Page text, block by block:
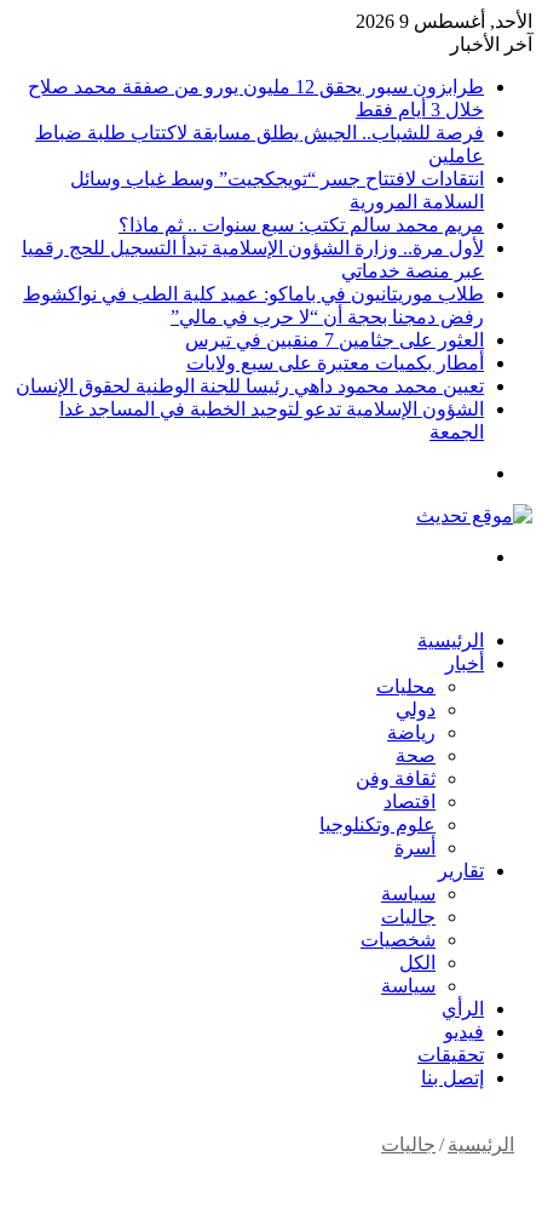
الأحد, أغسطس 9 2026
آخر الأخبار
طرابزون سبور يحقق 12 مليون يورو من صفقة محمد صلاح
خلال 3 أيام فقط
فرصة للشباب.. الجيش يطلق مسابقة لاكتتاب طلبة ضباط
عاملين
انتقادات لافتتاح جسر “تويجكجيت” وسط غياب وسائل
السلامة المرورية
مريم محمد سالم تكتب: سبع سنوات .. ثم ماذا؟
لأول مرة.. وزارة الشؤون الإسلامية تبدأ التسجيل للحج رقميا
عبر منصة خدماتي
طلاب موريتانيون في باماكو: عميد كلية الطب في نواكشوط
رفض دمجنا بحجة أن “لا حرب في مالي”
العثور على جثامين 7 منقبين في تيرس
أمطار بكميات معتبرة على سبع ولايات
تعيين محمد محمود داهي رئيسا للجنة الوطنية لحقوق الإنسان
الشؤون الإسلامية تدعو لتوحيد الخطبة في المساجد غدا
الجمعة
الرئيسية
أخبار
محليات
دولي
رياضة
صحة
ثقافة وفن
اقتصاد
علوم وتكنلوجيا
أسرة
تقارير
سياسة
جاليات
شخصيات
الكل
سياسة
الرأي
فيديو
تحقيقات
إتصل بنا
الرئيسية / جاليات